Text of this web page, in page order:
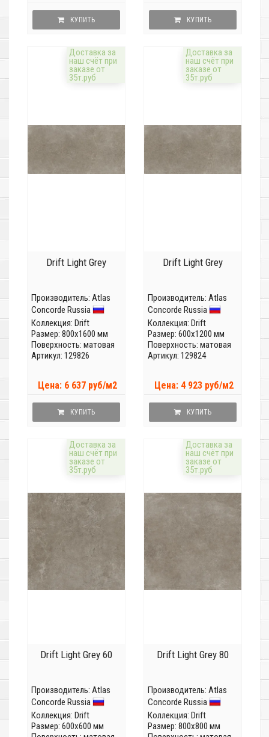
КУПИТЬ КУПИТЬ
Доставка за
наш счёт при
заказе от
35т.руб
Drift Light Grey
Производитель: Atlas
Concorde Russia
Коллекция: Drift
Размер: 800x1600 мм
Поверхность: матовая
Артикул: 129826
Цена: 6 637 руб/м2
КУПИТЬ
Доставка за
наш счёт при
заказе от
35т.руб
Drift Light Grey
Производитель: Atlas
Concorde Russia
Коллекция: Drift
Размер: 600x1200 мм
Поверхность: матовая
Артикул: 129824
Цена: 4 923 руб/м2
КУПИТЬ
Доставка за
наш счёт при
заказе от
35т.руб
Drift Light Grey 60
Производитель: Atlas
Concorde Russia
Коллекция: Drift
Размер: 600x600 мм
Доставка за
наш счёт при
заказе от
35т.руб
Drift Light Grey 80
Производитель: Atlas
Concorde Russia
Коллекция: Drift
Размер: 800x800 мм